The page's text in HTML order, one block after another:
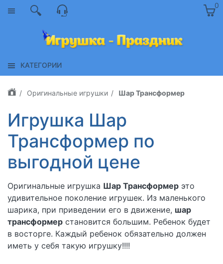
0
КАТЕГОРИИ
Оригинальные игрушки Шар Трансформер
Игрушка Шар
Трансформер по
выгодной цене
Оригинальные игрушка Шар Трансформер это
удивительное поколение игрушек. Из маленького
шарика, при приведении его в движение, шар
трансформер становится большим. Ребенок будет
в восторге. Каждый ребенок обязательно должен
иметь у себя такую игрушку!!!!